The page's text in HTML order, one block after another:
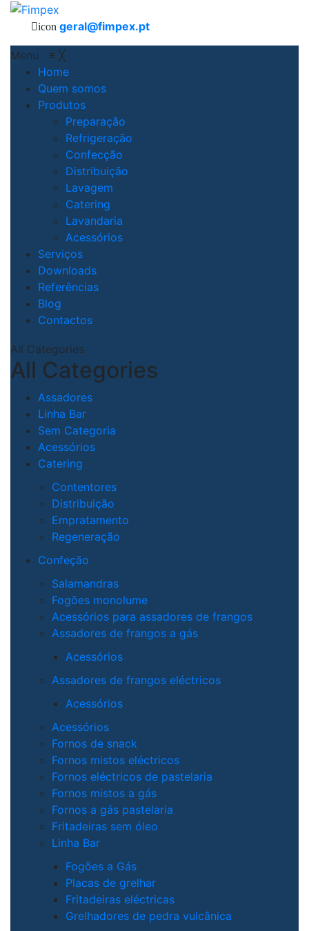
icon geral@fimpex.pt
Menu ≡ ╳
Home
Quem somos
Produtos
Preparação
Refrigeração
Confecção
Distribuição
Lavagem
Catering
Lavandaria
Acessórios
Serviços
Downloads
Referências
Blog
Contactos
All Categories
All Categories
Assadores
Linha Bar
Sem Categoria
Acessórios
Catering
Contentores
Distribuição
Empratamento
Regeneração
Confeção
Salamandras
Fogões monolume
Acessórios para assadores de frangos
Assadores de frangos a gás
Acessórios
Assadores de frangos eléctricos
Acessórios
Acessórios
Fornos de snack
Fornos mistos eléctricos
Fornos eléctricos de pastelaria
Fornos mistos a gás
Fornos a gás pastelaria
Fritadeiras sem óleo
Linha Bar
Fogões a Gás
Placas de grelhar
Fritadeiras eléctricas
Grelhadores de pedra vulcânica